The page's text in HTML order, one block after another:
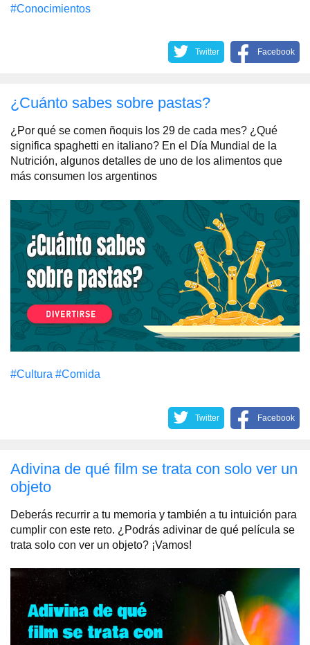
#Conocimientos
Twitter Facebook
¿Cuánto sabes sobre pastas?
¿Por qué se comen ñoquis los 29 de cada mes? ¿Qué
significa spaghetti en italiano? En el Día Mundial de la
Nutrición, algunos detalles de uno de los alimentos que
más consumen los argentinos
#Cultura #Comida
Twitter Facebook
Adivina de qué film se trata con solo ver un
objeto
Deberás recurrir a tu memoria y también a tu intuición para
cumplir con este reto. ¿Podrás adivinar de qué película se
trata solo con ver un objeto? ¡Vamos!